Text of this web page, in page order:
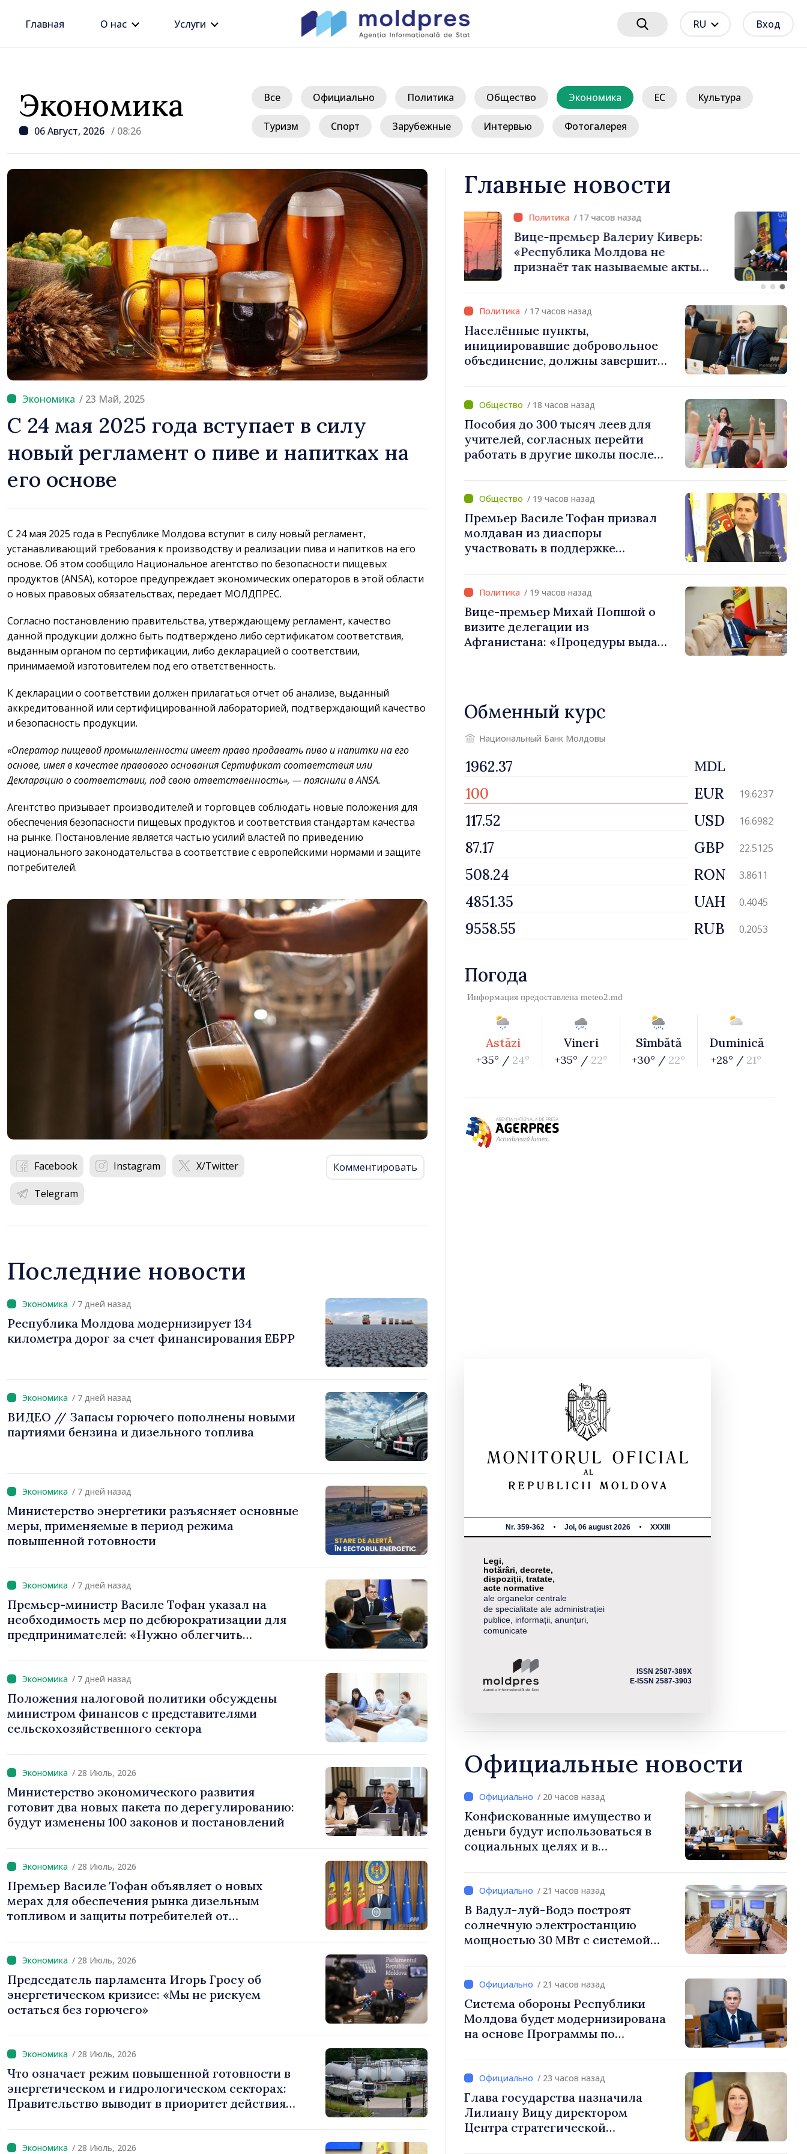
Главная О нас Услуги RU Вход
Экономика
06 Август, 2026 / 08:26
Все Официально Политика Общество Экономика ЕС Культура
Туризм Спорт Зарубежные Интервью Фотогалерея
/ 23 Май, 2025
С 24 мая 2025 года вступает в силу
новый регламент о пиве и напитках на
его основе
С 24 мая 2025 года в Республике Молдова вступит в силу новый регламент,
устанавливающий требования к производству и реализации пива и напитков на его
основе. Об этом сообщило Национальное агентство по безопасности пищевых
продуктов (ANSA), которое предупреждает экономических операторов в этой области
о новых правовых обязательствах, передает МОЛДПРЕС.
Согласно постановлению правительства, утверждающему регламент, качество
данной продукции должно быть подтверждено либо сертификатом соответствия,
выданным органом по сертификации, либо декларацией о соответствии,
принимаемой изготовителем под его ответственность.
К декларации о соответствии должен прилагаться отчет об анализе, выданный
аккредитованной или сертифицированной лабораторией, подтверждающий качество
и безопасность продукции.
«Оператор пищевой промышленности имеет право продавать пиво и напитки на его
основе, имея в качестве правового основания Сертификат соответствия или
Декларацию о соответствии, под свою ответственность», — пояснили в ANSA.
Агентство призывает производителей и торговцев соблюдать новые положения для
обеспечения безопасности пищевых продуктов и соответствия стандартам качества
на рынке. Постановление является частью усилий властей по приведению
национального законодательства в соответствие с европейскими нормами и защите
потребителей.
Facebook Instagram X/Twitter
Telegram
Комментировать
Последние новости
/ 7 дней назад
Республика Молдова модернизирует 134
километра дорог за счет финансирования ЕБРР
/ 7 дней назад
ВИДЕО // Запасы горючего пополнены новыми
партиями бензина и дизельного топлива
/ 7 дней назад
Министерство энергетики разъясняет основные
меры, применяемые в период режима
повышенной готовности
/ 7 дней назад
Премьер-министр Василе Тофан указал на
необходимость мер по дебюрократизации для
предпринимателей: «Нужно облегчить
/ 7 дней назад
Положения налоговой политики обсуждены
министром финансов с представителями
сельскохозяйственного сектора
/ 28 Июль, 2026
Министерство экономического развития
готовит два новых пакета по дерегулированию:
будут изменены 100 законов и постановлений
/ 28 Июль, 2026
Премьер Василе Тофан объявляет о новых
мерах для обеспечения рынка дизельным
топливом и защиты потребителей от
/ 28 Июль, 2026
Председатель парламента Игорь Гросу об
энергетическом кризисе: «Мы не рискуем
остаться без горючего»
/ 28 Июль, 2026
Что означает режим повышенной готовности в
энергетическом и гидрологическом секторах:
Правительство выводит в приоритет действия
/ 28 Июль, 2026
Главные новости
/ 16 часов назад
Республика Молдова сегодня
снова столкнётся с дефицитом
электроэнергии
/ 17 часов назад
Вице-премьер Валериу Киверь:
«Республика Молдова не
признаёт так называемые акты
приватизации, осуществлённые
восточных районах»
/ 17 часов назад
Населённые пункты,
инициировавшие добровольное
объединение, должны завершить
/ 18 часов назад
Пособия до 300 тысяч леев для
учителей, согласных перейти
работать в другие школы после
/ 19 часов назад
Премьер Василе Тофан призвал
молдаван из диаспоры
участвовать в поддержке
/ 19 часов назад
Вице-премьер Михай Попшой о
визите делегации из
Афганистана: «Процедуры выдачи
Обменный курс
Национальный Банк Молдовы
MDL
EUR 19.6237
USD 16.6982
GBP 22.5125
RON 3.8611
UAH 0.4045
RUB 0.2053
Погода
Информация предоставлена meteo2.md
Astăzi
+35° / 24°
Vineri
+35° / 22°
Sîmbătă
+30° / 22°
Duminică
+28° / 21°
Nr. 359-362 Joi, 06 august 2026 XXXIII
Legi,
hotărâri, decrete,
dispoziții, tratate,
acte normative
ale organelor centrale
de specialitate ale administrației
publice, informații, anunțuri,
comunicate
ISSN 2587-389X
E-ISSN 2587-3903
Официальные новости
/ 20 часов назад
Конфискованные имущество и
деньги будут использоваться в
социальных целях и в
/ 21 часов назад
В Вадул-луй-Водэ построят
солнечную электростанцию
мощностью 30 МВт с системой
/ 21 часов назад
Система обороны Республики
Молдова будет модернизирована
на основе Программы по
/ 23 часов назад
Глава государства назначила
Лилиану Вицу директором
Центра стратегической